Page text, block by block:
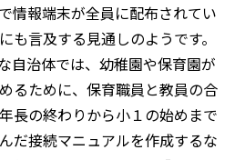
情報端末が全員に配布されてい
も言及する見通しのようです。
自治体では、幼稚園や保育園が
るために、保育職員と教員の合
長の終わりから小１の始めまで
だ接続マニュアルを作成するな